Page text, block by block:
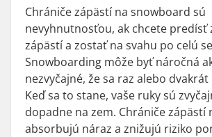
Chrániče zápästí na snowboard sú
nevyhnutnosťou, ak chcete predísť
zápästí a zostať na svahu po celú
Snowboarding môže byť náročná
nezvyčajné, že sa raz alebo
Keď sa to stane, vaše ruky sú
dopadne na zem. Chrániče zápästí
absorbujú náraz a znižujú riziko